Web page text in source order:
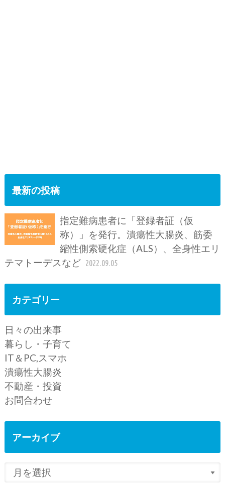
最新の投稿
指定難病患者に「登録者証（仮
称）」を発行。潰瘍性大腸炎、筋委
縮性側索硬化症（ALS）、全身性エリ
テマトーデスなど 2022.09.05
カテゴリー
日々の出来事
暮らし・子育て
IT＆PC,スマホ
潰瘍性大腸炎
不動産・投資
お問合わせ
アーカイブ